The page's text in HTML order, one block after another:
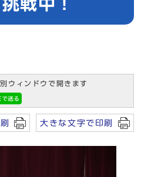
戦中！
ウィンドウで開きます
大きな文字で印刷